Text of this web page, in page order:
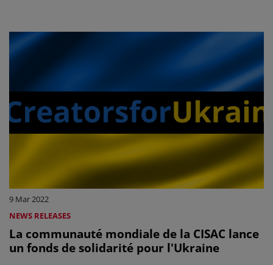
9 Mar 2022
NEWS RELEASES
La communauté mondiale de la CISAC lance
un fonds de solidarité pour l'Ukraine